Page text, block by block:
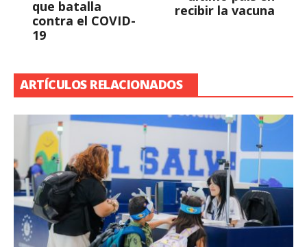
que batalla
contra el COVID-
19
recibir la vacuna
ARTÍCULOS RELACIONADOS